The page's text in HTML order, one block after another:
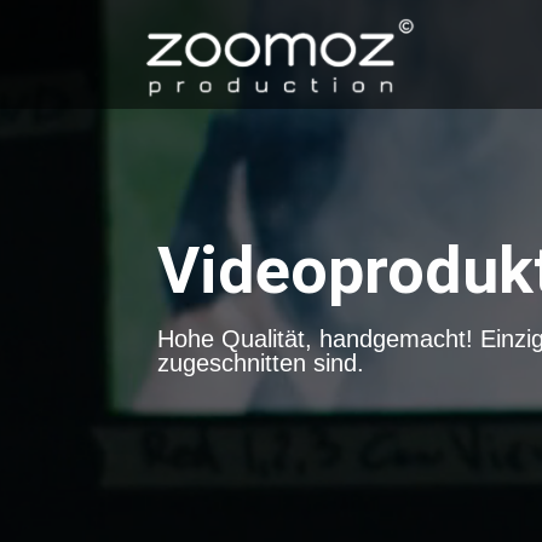
Hohe Qualität, handgemacht!
zugeschnitten sind.